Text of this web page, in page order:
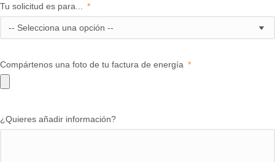
Tu solicitud es para...
Compártenos una foto de tu factura de energía
¿Quieres añadir información?